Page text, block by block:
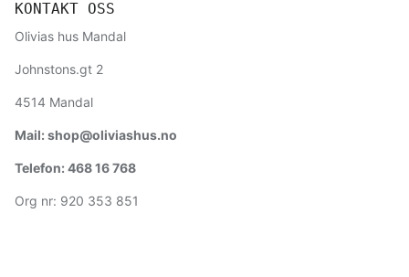
KONTAKT OSS
Olivias hus Mandal
Johnstons.gt 2
4514 Mandal
Mail: shop@oliviashus.no
Telefon: 468 16 768
Org nr: 920 353 851